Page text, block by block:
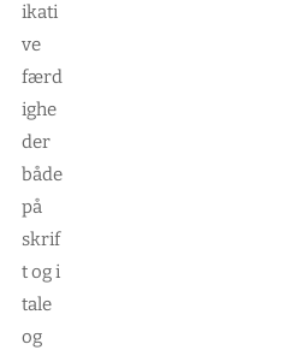
ikati
ve
færd
ighe
der
både
på
skrif
t og i
tale
og